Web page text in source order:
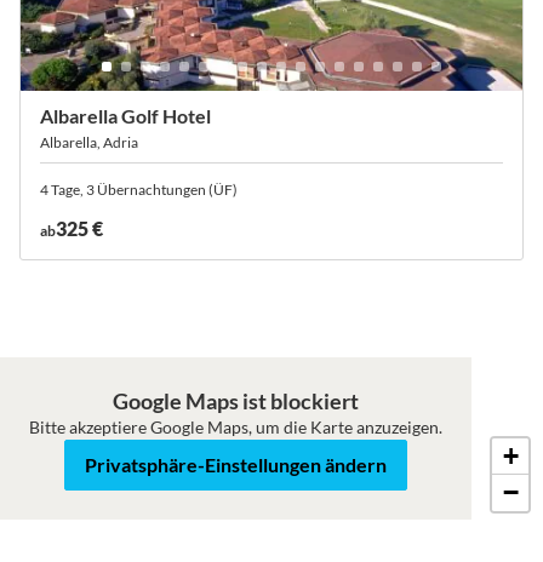
Albarella Golf Hotel
Albarella, Adria
4 Tage, 3 Übernachtungen (ÜF)
ab325 €
Karte Satellit
+
−
Google Maps ist blockiert
Bitte akzeptiere Google Maps, um die Karte anzuzeigen.
Privatsphäre-Einstellungen ändern